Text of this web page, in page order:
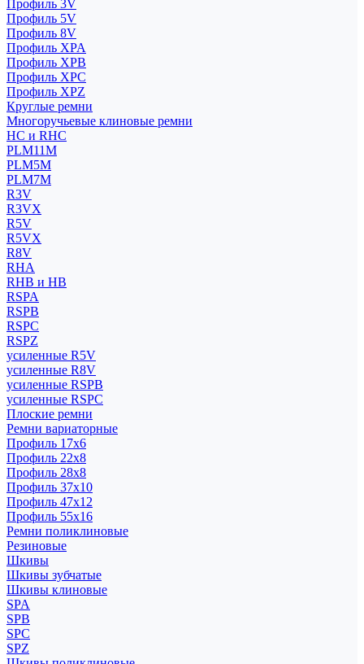
Профиль 3V
Профиль 5V
Профиль 8V
Профиль XPA
Профиль XPB
Профиль XPC
Профиль XPZ
Круглые ремни
Многоручьевые клиновые ремни
HC и RHC
PLM11M
PLM5M
PLM7M
R3V
R3VX
R5V
R5VX
R8V
RHA
RHB и HB
RSPA
RSPB
RSPC
RSPZ
усиленные R5V
усиленные R8V
усиленные RSPB
усиленные RSPC
Плоские ремни
Ремни вариаторные
Профиль 17x6
Профиль 22x8
Профиль 28x8
Профиль 37x10
Профиль 47x12
Профиль 55x16
Ремни поликлиновые
Резиновые
Шкивы
Шкивы зубчатые
Шкивы клиновые
SPA
SPB
SPC
SPZ